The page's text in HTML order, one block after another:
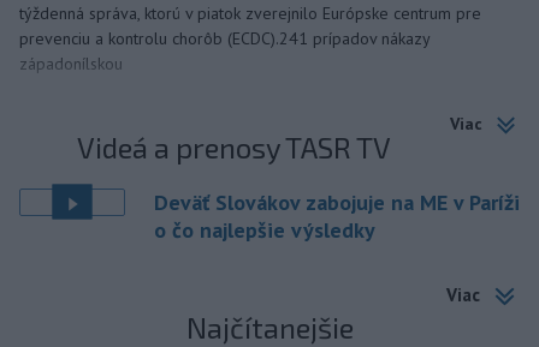
týždenná správa, ktorú v piatok zverejnilo Európske centrum pre
prevenciu a kontrolu chorôb (ECDC).241 prípadov nákazy
západonílskou
Viac
Videá a prenosy TASR TV
Deväť Slovákov zabojuje na ME v Paríži
o čo najlepšie výsledky
Viac
Najčítanejšie